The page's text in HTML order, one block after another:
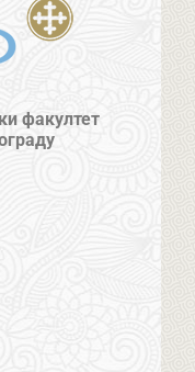
факултет